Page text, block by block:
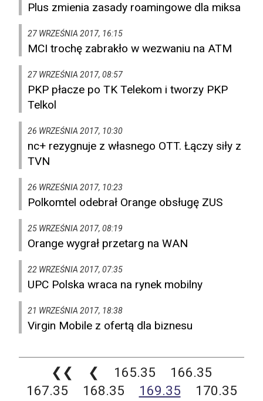
Plus zmienia zasady roamingowe dla miksa
27 WRZEŚNIA 2017, 16:15
MCI trochę zabrakło w wezwaniu na ATM
27 WRZEŚNIA 2017, 08:57
PKP płacze po TK Telekom i tworzy PKP
Telkol
26 WRZEŚNIA 2017, 10:30
nc+ rezygnuje z własnego OTT. Łączy siły z
TVN
26 WRZEŚNIA 2017, 10:23
Polkomtel odebrał Orange obsługę ZUS
25 WRZEŚNIA 2017, 08:19
Orange wygrał przetarg na WAN
22 WRZEŚNIA 2017, 07:35
UPC Polska wraca na rynek mobilny
21 WRZEŚNIA 2017, 18:38
Virgin Mobile z ofertą dla biznesu
❮❮ ❮ 165.35
166.35
167.35
168.35 169.35
170.35